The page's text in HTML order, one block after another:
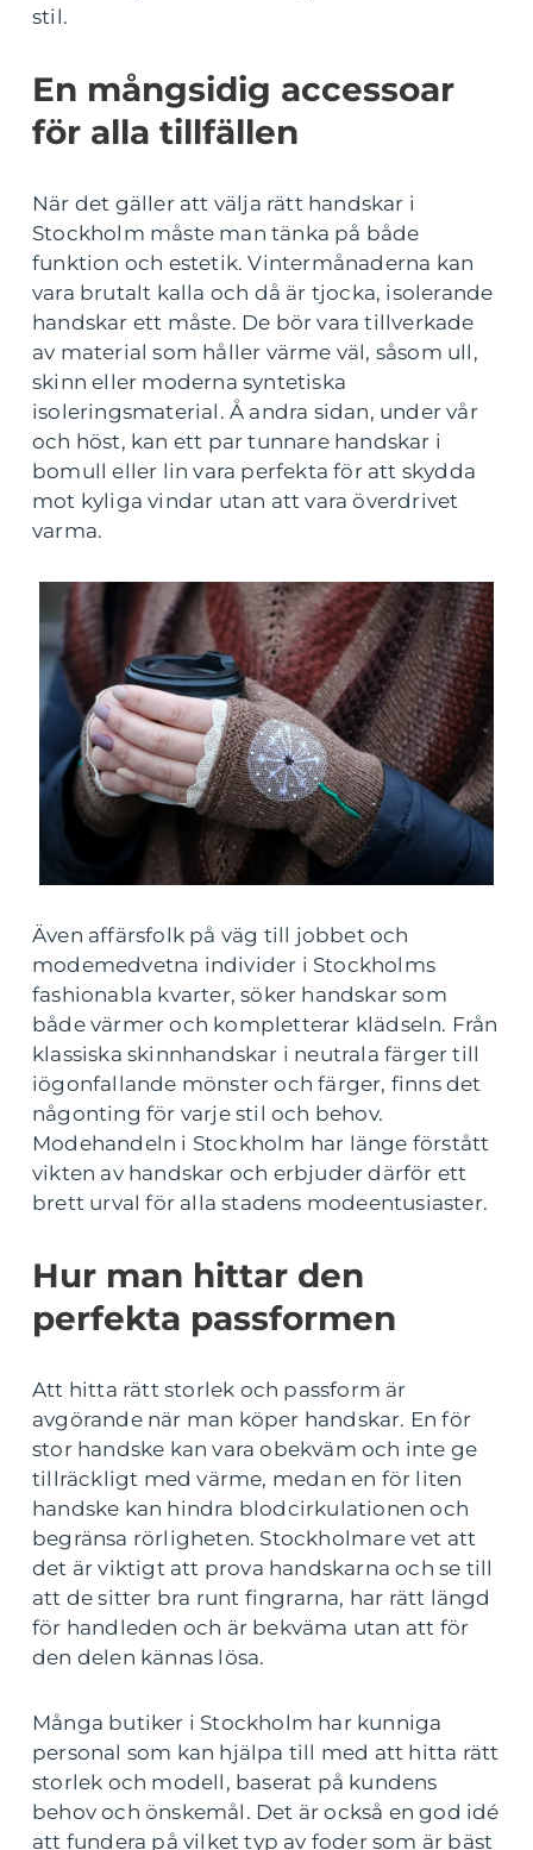
stil.
En mångsidig accessoar
för alla tillfällen
När det gäller att välja rätt handskar i
Stockholm måste man tänka på både
funktion och estetik. Vintermånaderna kan
vara brutalt kalla och då är tjocka, isolerande
handskar ett måste. De bör vara tillverkade
av material som håller värme väl, såsom ull,
skinn eller moderna syntetiska
isoleringsmaterial. Å andra sidan, under vår
och höst, kan ett par tunnare handskar i
bomull eller lin vara perfekta för att skydda
mot kyliga vindar utan att vara överdrivet
varma.
Även affärsfolk på väg till jobbet och
modemedvetna individer i Stockholms
fashionabla kvarter, söker handskar som
både värmer och kompletterar klädseln. Från
klassiska skinnhandskar i neutrala färger till
iögonfallande mönster och färger, finns det
någonting för varje stil och behov.
Modehandeln i Stockholm har länge förstått
vikten av handskar och erbjuder därför ett
brett urval för alla stadens modeentusiaster.
Hur man hittar den
perfekta passformen
Att hitta rätt storlek och passform är
avgörande när man köper handskar. En för
stor handske kan vara obekväm och inte ge
tillräckligt med värme, medan en för liten
handske kan hindra blodcirkulationen och
begränsa rörligheten. Stockholmare vet att
det är viktigt att prova handskarna och se till
att de sitter bra runt fingrarna, har rätt längd
för handleden och är bekväma utan att för
den delen kännas lösa.
Många butiker i Stockholm har kunniga
personal som kan hjälpa till med att hitta rätt
storlek och modell, baserat på kundens
behov och önskemål. Det är också en god idé
att fundera på vilket typ av foder som är bäst